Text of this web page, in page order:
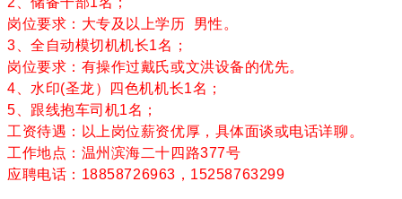
岗位要求：大专及以上学历 男性。
3、全自动模切机机长1名；
岗位要求：有操作过戴氏或文洪设备的优先。
4、水印(圣龙）四色机机长1名；
5、跟线抱车司机1名；
工资待遇：以上岗位薪资优厚，具体面谈或电话详聊。
工作地点：温州滨海二十四路377号
应聘电话：18858726963，15258763299